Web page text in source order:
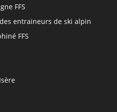
FFS
entraineurs de ski alpin
FFS